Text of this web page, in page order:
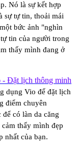
Nó là sự kết hợp
sự tự tin, thoải mái
bức ảnh "nghìn
tin của người trong
thấy mình đang ở
- Đặt lịch thông minh
dụng Vio để đặt lịch
điểm chuyên
có làn da căng
thấy mình đẹp
nhất của bạn.